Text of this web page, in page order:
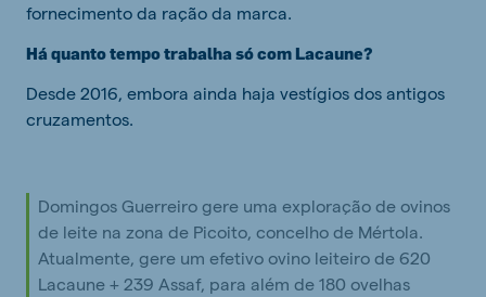
fornecimento da ração da marca.
Há quanto tempo trabalha só com Lacaune?
Desde 2016, embora ainda haja vestígios dos antigos
cruzamentos.
Domingos Guerreiro gere uma exploração de ovinos
de leite na zona de Picoito, concelho de Mértola.
Atualmente, gere um efetivo ovino leiteiro de 620
Lacaune + 239 Assaf, para além de 180 ovelhas